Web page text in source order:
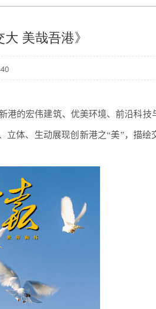
美哉吾港》
港的宏伟建筑、优美环境、前沿科技
立体、生动展现创新港之“美”，描绘